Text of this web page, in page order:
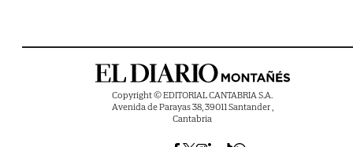
Copyright © EDITORIAL CANTABRIA S.A.
Avenida de Parayas 38, 39011 Santander ,
Cantabria